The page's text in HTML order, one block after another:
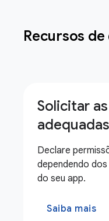
Recursos
Solicitar
adequadas
Declare
dependendo
do seu app.
Saiba mais